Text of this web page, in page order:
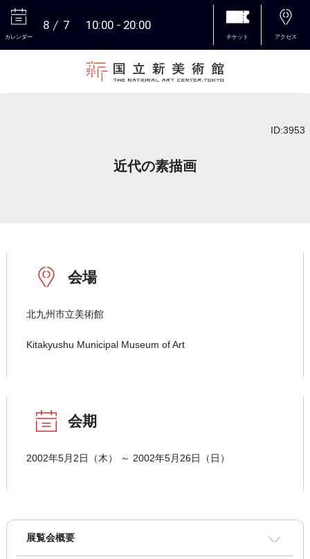
カレンダー
8 7 10:00 20:00
チケット アクセス
ID:3953
近代の素描画
会場
北九州市立美術館
Kitakyushu Municipal Museum of Art
会期
2002年5月2日（木） ～ 2002年5月26日（日）
展覧会概要